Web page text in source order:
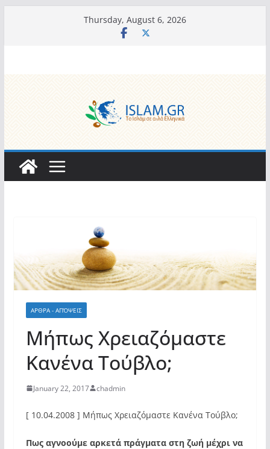
Thursday, August 6, 2026
ΑΡΘΡΑ - ΑΠΌΨΕΙΣ
Μήπως Χρειαζόμαστε
Κανένα Τούβλο;
January 22, 2017 chadmin
[ 10.04.2008 ] Μήπως Χρειαζόμαστε Κανένα Τούβλο;
Πως αγνοούμε αρκετά πράγματα στη ζωή μέχρι να